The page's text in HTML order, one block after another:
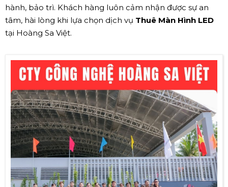
hành, bảo trì. Khách hàng luôn cảm nhận được sự an
tâm, hài lòng khi lựa chọn dịch vụ Thuê Màn Hình LED
tại Hoàng Sa Việt.